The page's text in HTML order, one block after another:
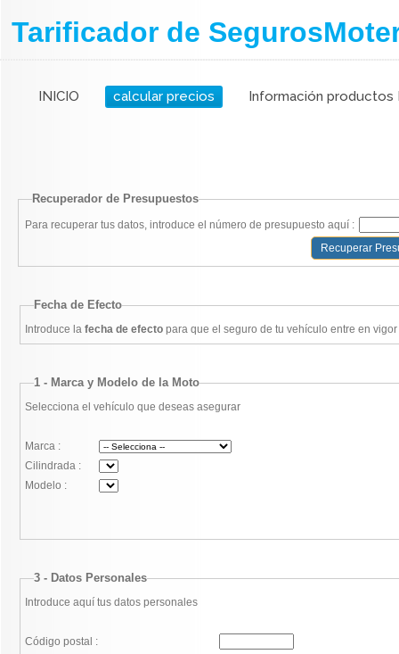
Tarificador de
INICIO calcular precios Información productos
Recuperador de Presupuestos
Para recuperar tus datos, introduce el número de presupuesto aquí :
Fecha de Efecto
Introduce la fecha de efecto para que el seguro de tu vehículo entre en
1 - Marca y Modelo de la Moto
Selecciona el vehículo que deseas asegurar
Marca :
Cilindrada :
Modelo :
3 - Datos Personales
Introduce aquí tus datos personales
Código postal :